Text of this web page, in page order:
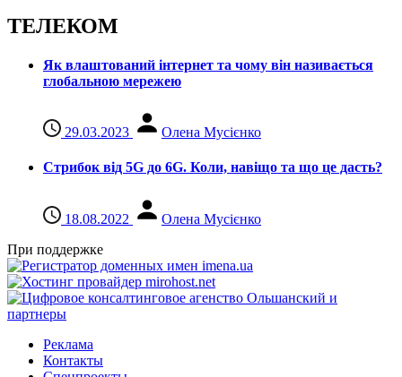
ТЕЛЕКОМ
Як влаштований інтернет та чому він називається
глобальною мережею
29.03.2023 Олена Мусієнко
Стрибок від 5G до 6G. Коли, навіщо та що це даcть?
18.08.2022
Олена Мусієнко
При поддержке
Реклама
Контакты